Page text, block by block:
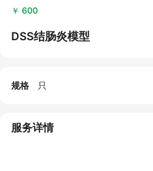
￥ 600
DSS结肠炎模型
规格 只
服务详情